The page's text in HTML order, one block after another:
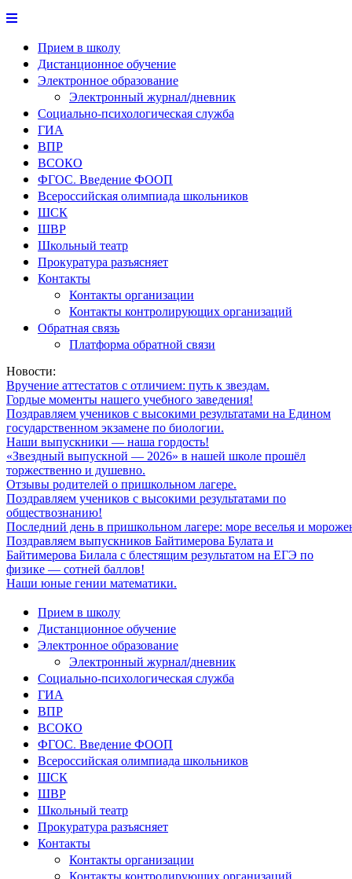
Прием в школу
Дистанционное обучение
Электронное образование
Электронный журнал/дневник
Социально-психологическая служба
ГИА
ВПР
ВСОКО
ФГОС. Введение ФООП
Всероссийская олимпиада школьников
ШСК
ШВР
Школьный театр
Прокуратура разъясняет
Контакты
Контакты организации
Контакты контролирующих организаций
Обратная связь
Платформа обратной связи
Новости:
Вручение аттестатов с отличием: путь к звездам.
Гордые моменты нашего учебного заведения!
Поздравляем учеников с высокими результатами на Едином
государственном экзамене по биологии.
Наши выпускники — наша гордость!
«Звездный выпускной — 2026» в нашей школе прошёл
торжественно и душевно.
Отзывы родителей о пришкольном лагере.
Поздравляем учеников с высокими результатами по
обществознанию!
Последний день в пришкольном лагере: море веселья и
Поздравляем выпускников Байтимерова Булата и
Байтимерова Билала с блестящим результатом на ЕГЭ по
физике — сотней баллов!
Наши юные гении математики.
Прием в школу
Дистанционное обучение
Электронное образование
Электронный журнал/дневник
Социально-психологическая служба
ГИА
ВПР
ВСОКО
ФГОС. Введение ФООП
Всероссийская олимпиада школьников
ШСК
ШВР
Школьный театр
Прокуратура разъясняет
Контакты
Контакты организации
Контакты контролирующих организаций